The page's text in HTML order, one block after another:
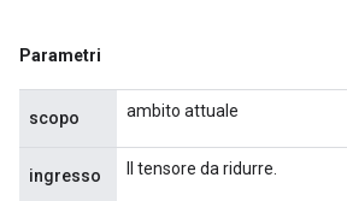
Parametri
scopo ambito attuale
ingresso Il tensore da ridurre.